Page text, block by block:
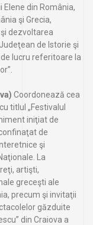
Elene din România,
şi Grecia,
dezvoltarea
de Istorie şi
lucru referitoare la
Coordonează cea
titlul „Festivalul
iniţiat de
de
şi
La
artişti,
greceşti ale
precum şi invitaţii
găzduite
din Craiova a